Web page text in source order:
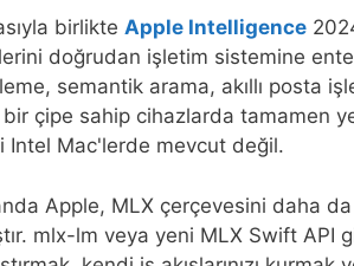
birlikte Apple Intelligence
doğrudan işletim sistemine
semantik arama, akıllı posta
çipe sahip cihazlarda tamamen
Intel Mac'lerde mevcut değil.
Apple, MLX çerçevesini daha
mlx-lm veya yeni MLX Swift